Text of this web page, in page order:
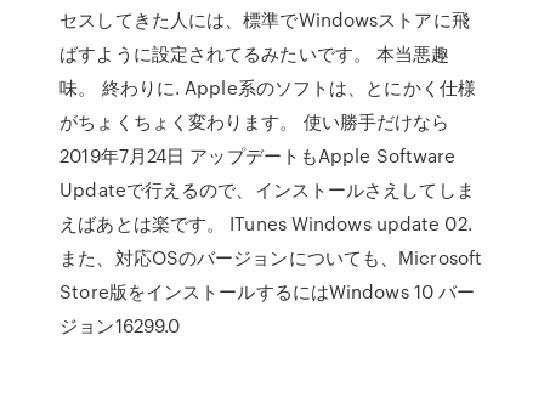
セスしてきた人には、標準でWindowsストアに飛
ばすように設定されてるみたいです。 本当悪趣
味。 終わりに. Apple系のソフトは、とにかく仕様
がちょくちょく変わります。 使い勝手だけなら
2019年7月24日 アップデートもApple Software
Updateで行えるので、インストールさえしてしま
えばあとは楽です。 ITunes Windows update 02.
また、対応OSのバージョンについても、Microsoft
Store版をインストールするにはWindows 10 バー
ジョン16299.0